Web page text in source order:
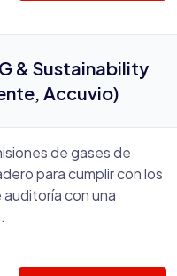
& Sustainability
Accuvio)
de gases de
para cumplir con los
con una